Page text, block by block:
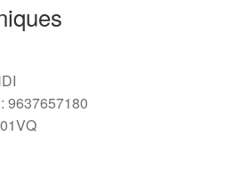
9637657180